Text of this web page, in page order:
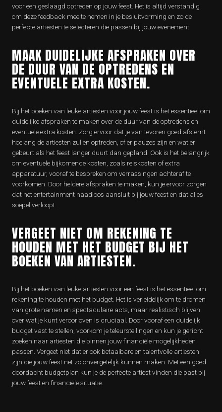
voor een geslaagd optreden op jouw feest. Het is altijd verstandig
om deze feedback mee te nemen in je besluitvorming en zo de
perfecte artiesten te selecteren die passen bij jouw evenement.
MAAK DUIDELIJKE AFSPRAKEN OVER
DE DUUR VAN DE OPTREDENS EN
EVENTUELE EXTRA KOSTEN.
Bij het boeken van leuke artiesten voor jouw feest is het essentieel om
duidelijke afspraken te maken over de duur van de optredens en
eventuele extra kosten. Zorg ervoor dat je van tevoren goed afstemt
hoelang de artiesten zullen optreden, of er pauzes zijn en wat er
gebeurt als het feest langer duurt dan gepland. Ook is het belangrijk
om eventuele bijkomende kosten, zoals reiskosten of extra
apparatuur, vooraf te bespreken om verrassingen achteraf te
voorkomen. Door heldere afspraken te maken, kun je ervoor zorgen
dat het entertainment naadloos aansluit bij jouw feest en dat alles
soepel verloopt.
VERGEET NIET OM REKENING TE
HOUDEN MET HET BUDGET BIJ HET
BOEKEN VAN ARTIESTEN.
Bij het boeken van leuke artiesten voor een feest is het essentieel om
rekening te houden met het budget. Het is verleidelijk om te dromen
van grote namen en spectaculaire acts, maar realistisch blijven
over wat je kunt veroorloven is cruciaal. Door vooraf een duidelijk
budget vast te stellen, voorkom je teleurstellingen en kun je gericht
zoeken naar artiesten die binnen jouw financiële mogelijkheden
passen. Vergeet niet dat er ook betaalbare en talentvolle artiesten
zijn die jouw feest net zo onvergetelijk kunnen maken. Met een goed
doordacht budgetplan kun je de perfecte artiest vinden die past bij
jouw feest en financiële situatie.